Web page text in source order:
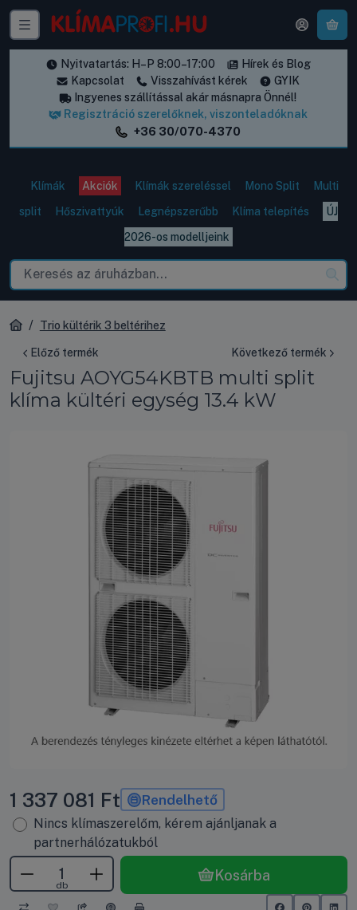
Nyitvatartás: H–P 8:00–17:00
Hírek és Blog
Kapcsolat
Visszahívást kérek
GYIK
Ingyenes szállítással akár másnapra Önnél!
Regisztráció szerelőknek, viszonteladóknak
+36 30/070-4370
Klímák Akciók Klímák szereléssel Mono Split
Multi
split
Hőszivattyúk Legnépszerűbb Klíma telepítés
ÚJ
2026-os modelljeink
Trio kültérik 3 beltérihez
Előző termék Következő termék
Fujitsu AOYG54KBTB multi split
klíma kültéri egység 13.4 kW
1 337 081 Ft Rendelhető
Nincs klímaszerelőm, kérem ajánljanak a
partnerhálózatukból
db
Kosárba